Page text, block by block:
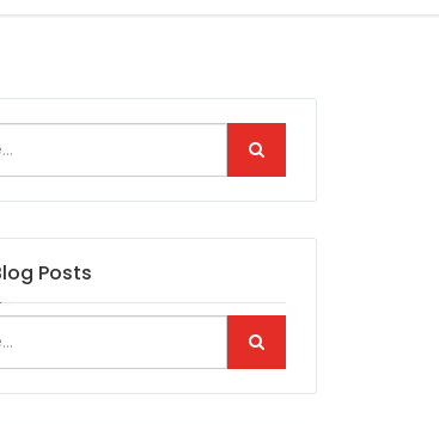
Posts